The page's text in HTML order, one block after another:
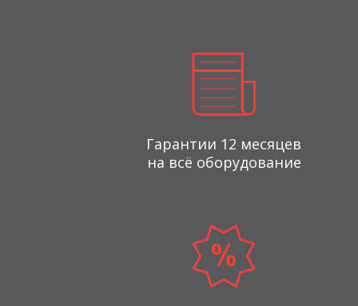
Гарантии 12 месяцев
на всё оборудование